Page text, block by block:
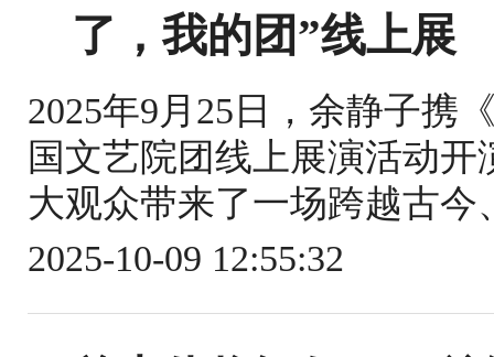
了，我的团”线上展
2025年9月25日，余静子携
国文艺院团线上展演活动
大观众带来了一场跨越古
2025-10-09 12:55:32